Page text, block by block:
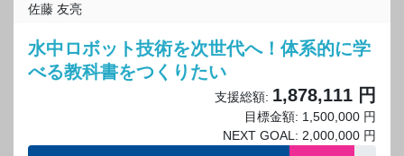
佐藤 友亮
水中ロボット技術を次世代へ！体系的に学
べる教科書をつくりたい
支援総額: 1,878,111 円
目標金額: 1,500,000 円
NEXT GOAL: 2,000,000 円